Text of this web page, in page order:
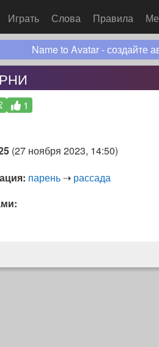
Играть Слова Правила
Name to Avatar - создайте
1
(27 ноября 2023, 14:50)
парень ⇢ рассада